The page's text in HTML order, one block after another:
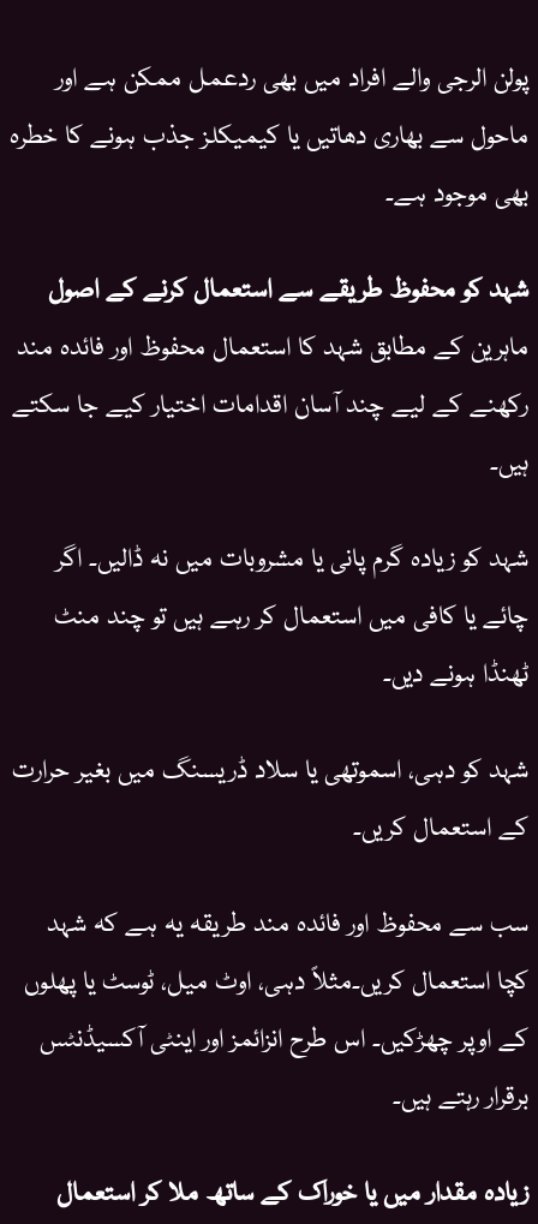
پولن الرجی والے افراد میں بھی ردعمل ممکن ہے اور
ماحول سے بھاری دھاتیں یا کیمیکلز جذب ہونے کا خطرہ
بھی موجود ہے۔
شہد کو محفوظ طریقے سے استعمال کرنے کے اصول
ماہرین کے مطابق شہد کا استعمال محفوظ اور فائدہ مند
رکھنے کے لیے چند آسان اقدامات اختیار کیے جا سکتے
ہیں۔
شہد کو زیادہ گرم پانی یا مشروبات میں نہ ڈالیں۔ اگر
چائے یا کافی میں استعمال کر رہے ہیں تو چند منٹ
ٹھنڈا ہونے دیں۔
شہد کو دہی، اسموتھی یا سلاد ڈریسنگ میں بغیر حرارت
کے استعمال کریں۔
سب سے محفوظ اور فائدہ مند طریقہ یہ ہے کہ شہد
کچا استعمال کریں۔مثلاً دہی، اوٹ میل، ٹوسٹ یا پھلوں
کے اوپر چھڑکیں۔ اس طرح انزائمز اور اینٹی آکسیڈنٹس
برقرار رہتے ہیں۔
زیادہ مقدار میں یا خوراک کے ساتھ ملا کر استعمال